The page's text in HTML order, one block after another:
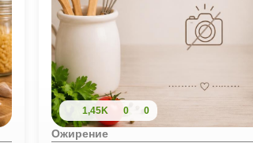
1,45K 0 0
Ожирение